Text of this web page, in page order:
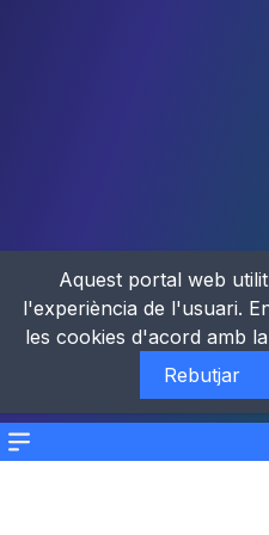
Menu
Aquest portal web
l'experiència de l'usuari.
les cookies d'acord amb
Rebutjar